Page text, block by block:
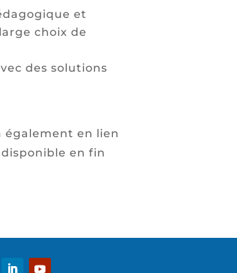
et
choix de
des solutions
également en lien
en fin